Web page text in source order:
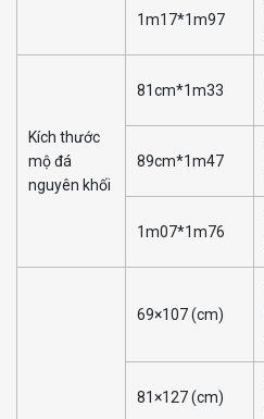
1m17*1m97
Kích thước
mộ đá
nguyên khối
81cm*1m33
89cm*1m47
1m07*1m76
69×107 (cm)
81×127 (cm)